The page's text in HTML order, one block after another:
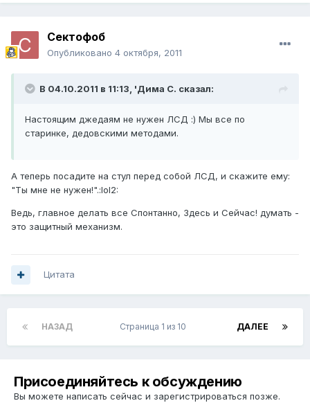
Сектофоб
Опубликовано 4 октября, 2011
В 04.10.2011 в 11:13, 'Дима С. сказал:
Настоящим джедаям не нужен ЛСД :) Мы все по
старинке, дедовскими методами.
А теперь посадите на стул перед собой ЛСД, и скажите ему:
"Ты мне не нужен!".:lol2:
Ведь, главное делать все Спонтанно, Здесь и Сейчас! думать -
это защитный механизм.
Цитата
НАЗАД ДАЛЕЕ
Страница 1 из 10
Присоединяйтесь к обсуждению
Вы можете написать сейчас и зарегистрироваться позже.